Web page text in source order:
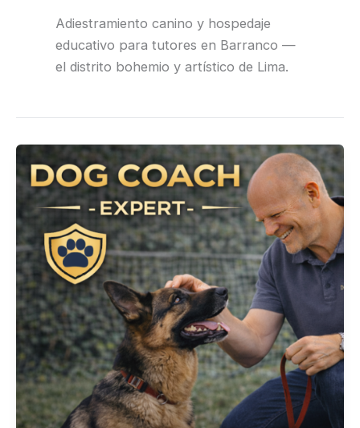
Adiestramiento canino y hospedaje
educativo para tutores en Barranco —
el distrito bohemio y artístico de Lima.